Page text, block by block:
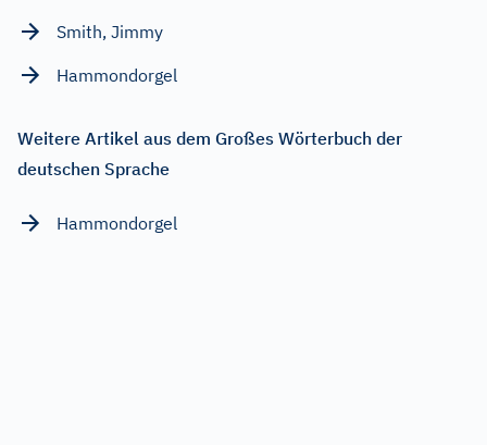
Smith, Jimmy
Hammondorgel
Weitere Artikel aus dem Großes Wörterbuch der
deutschen Sprache
Hammondorgel